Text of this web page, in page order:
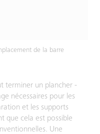
de la barre
terminer un plancher -
nécessaires pour les
et les supports
que cela est possible
Une